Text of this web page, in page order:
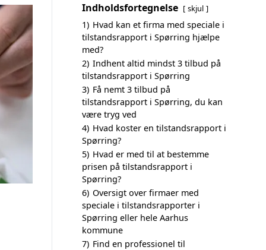
Indholdsfortegnelse skjul
1) Hvad kan et firma med speciale i
tilstandsrapport i Spørring hjælpe
med?
2) Indhent altid mindst 3 tilbud på
tilstandsrapport i Spørring
3) Få nemt 3 tilbud på
tilstandsrapport i Spørring, du kan
være tryg ved
4) Hvad koster en tilstandsrapport i
Spørring?
5) Hvad er med til at bestemme
prisen på tilstandsrapport i
Spørring?
6) Oversigt over firmaer med
speciale i tilstandsrapporter i
Spørring eller hele Aarhus
kommune
7) Find en professionel til